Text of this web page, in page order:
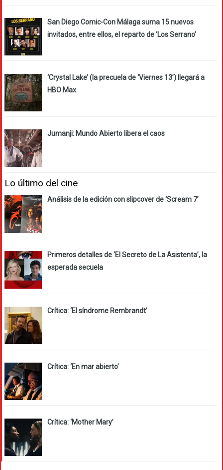
San Diego Comic-Con Málaga suma 15 nuevos
invitados, entre ellos, el reparto de ‘Los Serrano’
‘Crystal Lake’ (la precuela de ‘Viernes 13’) llegará a
HBO Max
Jumanji: Mundo Abierto libera el caos
Lo último del cine
Análisis de la edición con slipcover de ‘Scream 7’
Primeros detalles de ‘El Secreto de La Asistenta’, la
esperada secuela
Crítica: ‘El síndrome Rembrandt’
Crítica: ‘En mar abierto’
Crítica: ‘Mother Mary’